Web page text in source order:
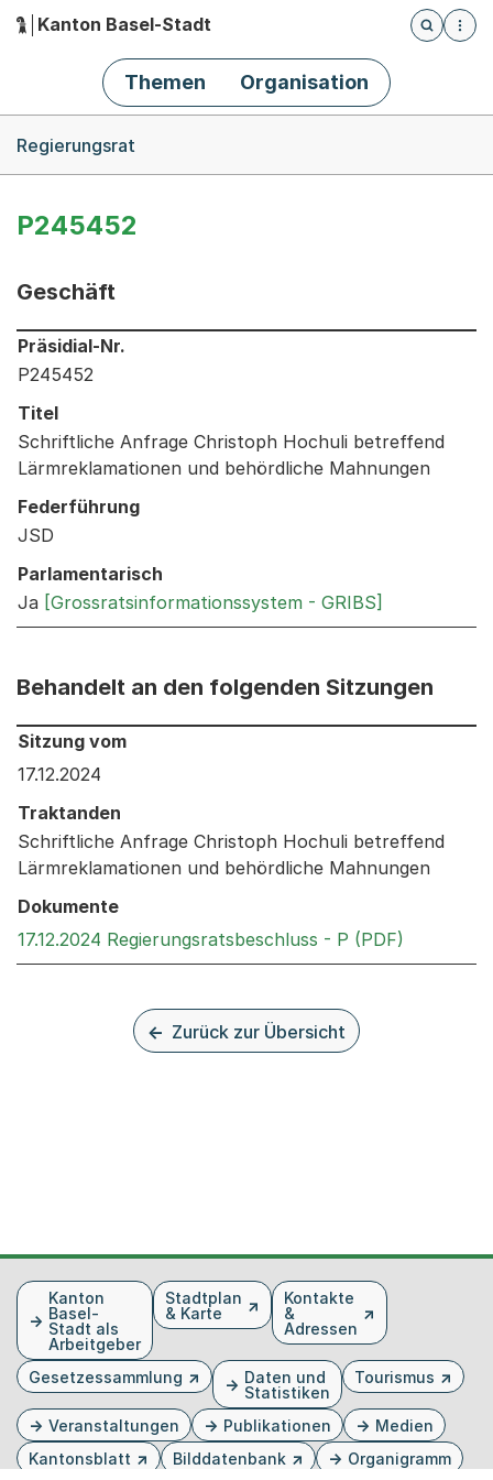
Hauptnavigation
Kanton Basel-Stadt
Öffnet
Themen Organisation
Regierungsrat
P245452
Geschäft
Informationen zum Ausgewählten Geschäft
Präsidial-Nr.
P245452
Titel
Schriftliche Anfrage Christoph Hochuli betreffend
Lärmreklamationen und behördliche Mahnungen
Federführung
JSD
Parlamentarisch
Ja [Grossratsinformationssystem - GRIBS]
Behandelt an den folgenden Sitzungen
Behandelt an den folgenden Sitzungen: Informationen
Sitzung vom
17.12.2024
Traktanden
Schriftliche Anfrage Christoph Hochuli betreffend
Lärmreklamationen und behördliche Mahnungen
Dokumente
17.12.2024 Regierungsratsbeschluss - P (PDF)
Zurück zur Übersicht
FusszeileKanton
Basel-
Stadt als
Arbeitgeber
Stadtplan
& Karte
Kontakte
&
Adressen
Gesetzessammlung
Daten und
Statistiken
Tourismus
Veranstaltungen Publikationen
Medien
Kantonsblatt
Bilddatenbank Organigramm